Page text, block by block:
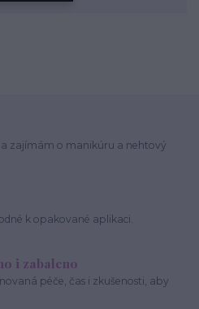
a zajímám o manikúru a nehtový
k opakované aplikaci.
i zabaleno
péče, čas i zkušenosti, aby